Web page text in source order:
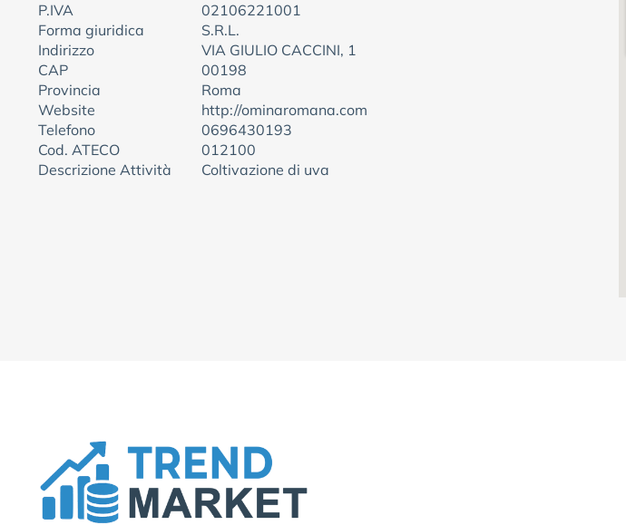
P.IVA
02106221001
Forma giuridica
S.R.L.
Indirizzo
VIA GIULIO CACCINI, 1
CAP
00198
Provincia
Roma
Website
http://ominaromana.com
Telefono
0696430193
Cod. ATECO
012100
Descrizione Attività
Coltivazione di uva